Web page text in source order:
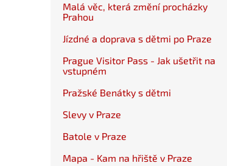
Malá věc, která změní procházky
Prahou
Jízdné a doprava s dětmi po Praze
Prague Visitor Pass - Jak ušetřit na
vstupném
Pražské Benátky s dětmi
Slevy v Praze
Batole v Praze
Mapa - Kam na hřiště v Praze